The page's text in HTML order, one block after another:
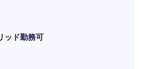
ッド勤務可